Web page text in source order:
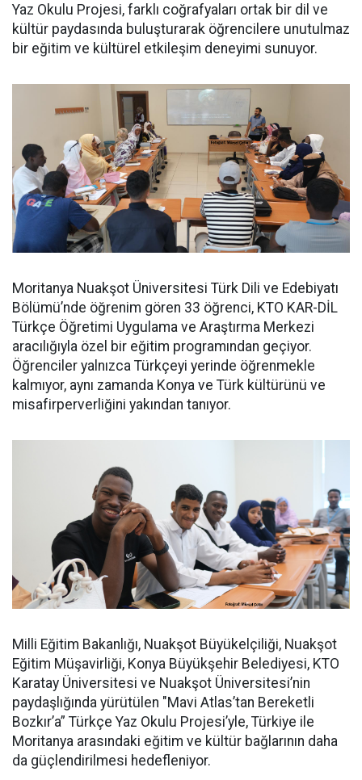
Yaz Okulu Projesi, farklı coğrafyaları ortak bir dil ve
kültür paydasında buluşturarak öğrencilere unutulmaz
bir eğitim ve kültürel etkileşim deneyimi sunuyor.
Moritanya Nuakşot Üniversitesi Türk Dili ve Edebiyatı
Bölümü’nde öğrenim gören 33 öğrenci, KTO KAR-DİL
Türkçe Öğretimi Uygulama ve Araştırma Merkezi
aracılığıyla özel bir eğitim programından geçiyor.
Öğrenciler yalnızca Türkçeyi yerinde öğrenmekle
kalmıyor, aynı zamanda Konya ve Türk kültürünü ve
misafirperverliğini yakından tanıyor.
Milli Eğitim Bakanlığı, Nuakşot Büyükelçiliği, Nuakşot
Eğitim Müşavirliği, Konya Büyükşehir Belediyesi, KTO
Karatay Üniversitesi ve Nuakşot Üniversitesi’nin
paydaşlığında yürütülen "Mavi Atlas’tan Bereketli
Bozkır’a” Türkçe Yaz Okulu Projesi’yle, Türkiye ile
Moritanya arasındaki eğitim ve kültür bağlarının daha
da güçlendirilmesi hedefleniyor.